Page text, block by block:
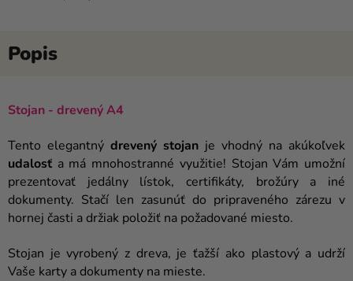
Stojan - drevený A4
Tento elegantný drevený stojan je vhodný na akúkoľvek
udalosť a má mnohostranné využitie! Stojan Vám umožní
prezentovať jedálny lístok, certifikáty, brožúry a iné
dokumenty. Stačí len zasunúť do pripraveného zárezu v
hornej časti a držiak položiť na požadované miesto.
Stojan je vyrobený z dreva, je ťažší ako plastový a udrží
Vaše karty a dokumenty na mieste.